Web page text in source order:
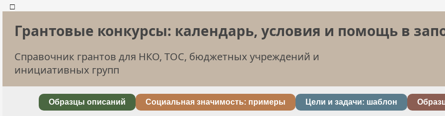
□
Грантовые конкурсы: календарь, условия и помощь в
Справочник грантов для НКО, ТОС, бюджетных учреждений и
инициативных групп
Образцы описаний Социальная значимость: примеры Цели и задачи: шаблон